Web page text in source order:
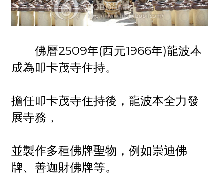
佛曆2509年(西元1966年)龍波本
成為叩卡茂寺住持。
擔任叩卡茂寺住持後，龍波本全力發
展寺務，
並製作多種佛牌聖物，例如崇迪佛
牌、善迦財佛牌等。